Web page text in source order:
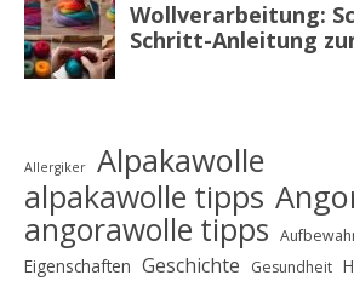
Allergiker
Alpakawolle
alpakawolle tipps
angorawolle tipps
Eigenschaften Geschichte Gesundheit